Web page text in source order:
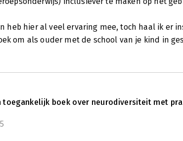
heb hier al veel ervaring mee, toch haal ik er
om als ouder met de school van je kind in
toegankelijk boek over neurodiversiteit met